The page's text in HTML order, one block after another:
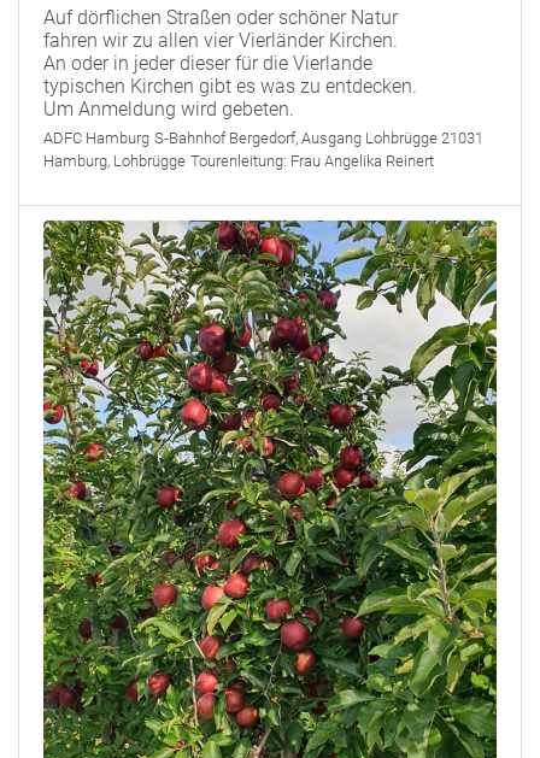
Auf dörflichen Straßen oder schöner Natur
fahren wir zu allen vier Vierländer Kirchen.
An oder in jeder dieser für die Vierlande
typischen Kirchen gibt es was zu entdecken.
Um Anmeldung wird gebeten.
ADFC Hamburg S-Bahnhof Bergedorf, Ausgang Lohbrügge 21031
Hamburg, Lohbrügge Tourenleitung: Frau Angelika Reinert